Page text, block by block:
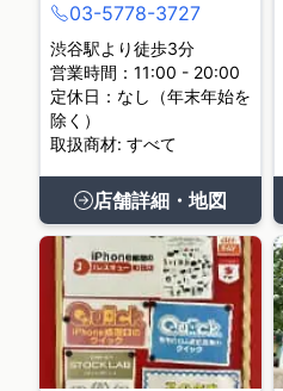
03-5778-3727
渋谷駅より徒歩3分
営業時間：11:00 - 20:00
定休日：なし（年末年始を
除く）
取扱商材: すべて
店舗詳細・地図